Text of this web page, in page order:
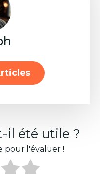
il été utile ?
pour l'évaluer !